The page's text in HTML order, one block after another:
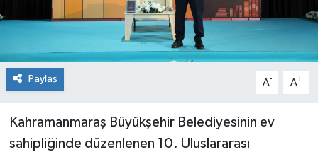
Paylaş A- A+
Kahramanmaraş Büyükşehir Belediyesinin ev
sahipliğinde düzenlenen 10. Uluslararası